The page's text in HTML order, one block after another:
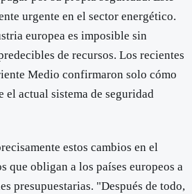
urgente en el sector energético.
europea es imposible sin
de recursos. Los recientes
Medio confirmaron solo cómo
el actual sistema de seguridad
estos cambios en el
que obligan a los países europeos a
presupuestarias. "Después de todo,